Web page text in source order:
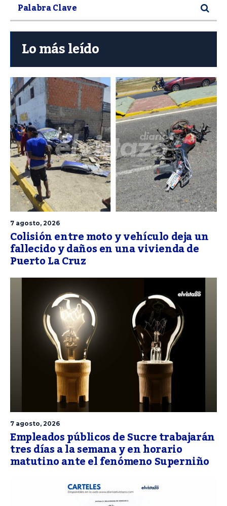
Lo más leído
7 agosto, 2026
Colisión entre moto y vehículo deja un
fallecido y daños en una vivienda de
Puerto La Cruz
7 agosto, 2026
Empleados públicos de Sucre trabajarán
tres días a la semana y en horario
matutino ante el fenómeno Superniño